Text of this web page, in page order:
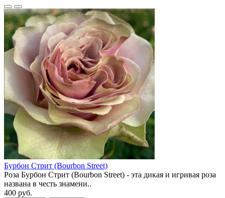
Бурбон Стрит (Bourbon Street)
Роза Бурбон Стрит (Bourbon Street) - эта дикая и игривая роза
названа в честь знамени..
400 руб.